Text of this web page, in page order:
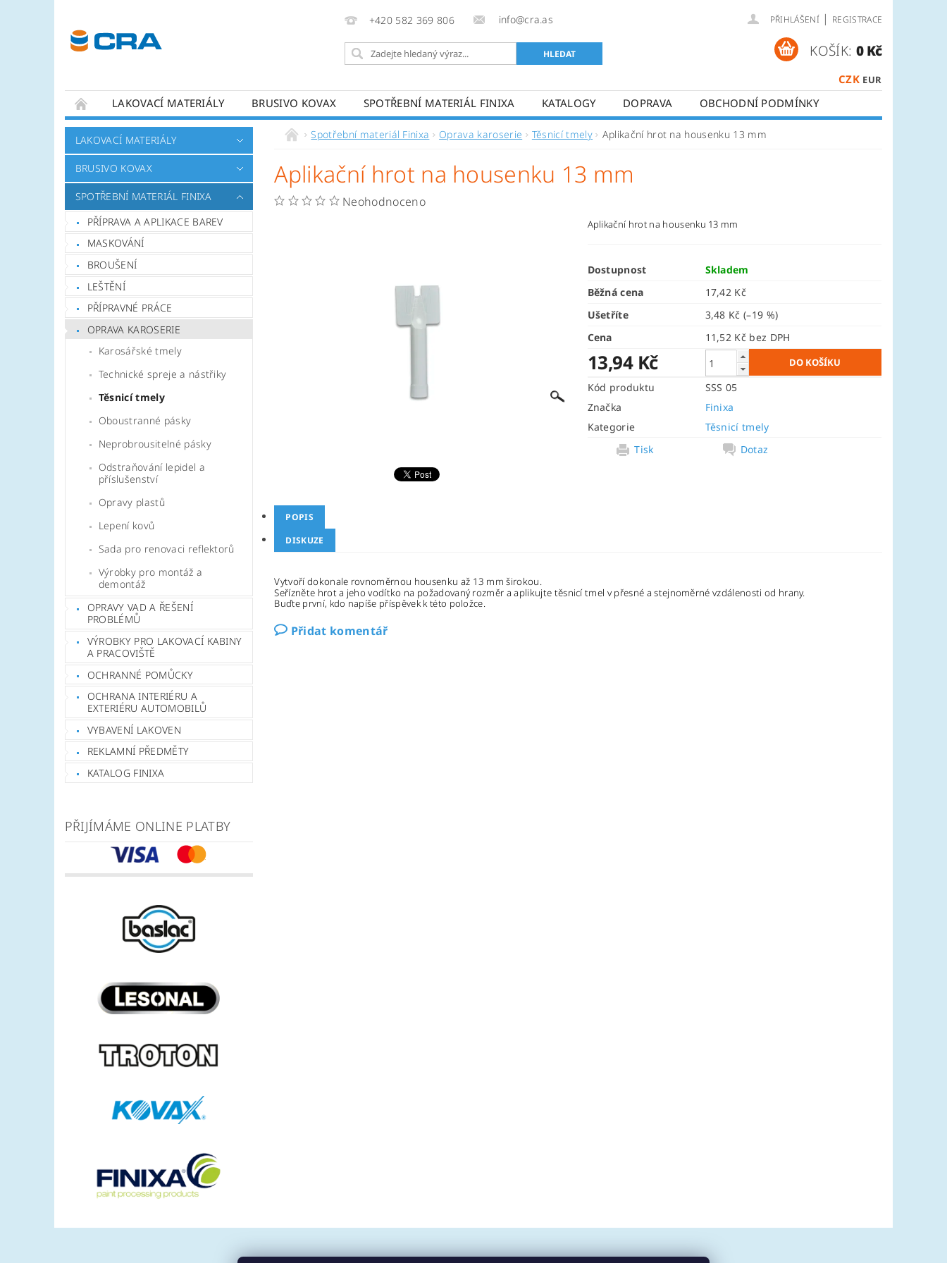
+420 582 369 806 info@cra.as PŘIHLÁŠENÍ | REGISTRACE
CZK EUR
KOŠÍK: 0 Kč
LAKOVACÍ MATERIÁLY BRUSIVO KOVAX SPOTŘEBNÍ MATERIÁL FINIXA KATALOGY DOPRAVA
OBCHODNÍ PODMÍNKY
KONTAKTY
LAKOVACÍ MATERIÁLY
BRUSIVO KOVAX
SPOTŘEBNÍ MATERIÁL FINIXA
PŘÍPRAVA A APLIKACE BAREV
MASKOVÁNÍ
BROUŠENÍ
LEŠTĚNÍ
PŘÍPRAVNÉ PRÁCE
OPRAVA KAROSERIE
Karosářské tmely
Technické spreje a nástřiky
Těsnicí tmely
Oboustranné pásky
Neprobrousitelné pásky
Odstraňování lepidel a
příslušenství
Opravy plastů
Lepení kovů
Sada pro renovaci reflektorů
Výrobky pro montáž a
demontáž
OPRAVY VAD A ŘEŠENÍ
PROBLÉMŮ
VÝROBKY PRO LAKOVACÍ KABINY
A PRACOVIŠTĚ
OCHRANNÉ POMŮCKY
OCHRANA INTERIÉRU A
EXTERIÉRU AUTOMOBILŮ
VYBAVENÍ LAKOVEN
REKLAMNÍ PŘEDMĚTY
KATALOG FINIXA
PŘIJÍMÁME ONLINE PLATBY
Spotřební materiál Finixa Oprava karoserie Těsnicí tmely Aplikační hrot na housenku 13 mm
Aplikační hrot na housenku 13 mm
Neohodnoceno
Aplikační hrot na housenku 13 mm
Dostupnost
Skladem
Běžná cena
17,42 Kč
Ušetříte
3,48 Kč(–19 %)
Cena
11,52 Kč bez DPH
13,94 Kč
Kód produktu
SSS 05
Značka
Finixa
Kategorie
Těsnicí tmely
Tisk
Dotaz
POPIS
DISKUZE
Vytvoří dokonale rovnoměrnou housenku až 13 mm širokou.
Seřízněte hrot a jeho vodítko na požadovaný rozměr a aplikujte těsnicí tmel v přesné a stejnoměrné vzdálenosti od hrany.
Buďte první, kdo napíše příspěvek k této položce.
Přidat komentář